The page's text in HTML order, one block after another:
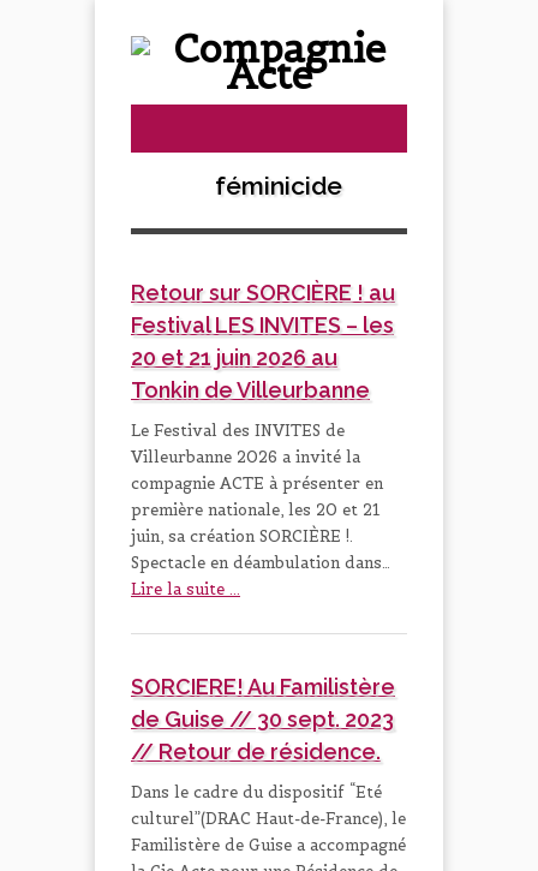
féminicide
Retour sur SORCIÈRE ! au
Festival LES INVITES – les
20 et 21 juin 2026 au
Tonkin de Villeurbanne
Le Festival des INVITES de
Villeurbanne 2026 a invité la
compagnie ACTE à présenter en
première nationale, les 20 et 21
juin, sa création SORCIÈRE !.
Spectacle en déambulation dans…
Lire la suite ...
SORCIERE! Au Familistère
de Guise // 30 sept. 2023
// Retour de résidence.
Dans le cadre du dispositif “Eté
culturel”(DRAC Haut-de-France), le
Familistère de Guise a accompagné